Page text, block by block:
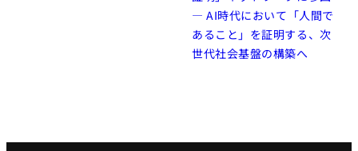
— AI時代において「人間で
あること」を証明する、次
世代社会基盤の構築へ